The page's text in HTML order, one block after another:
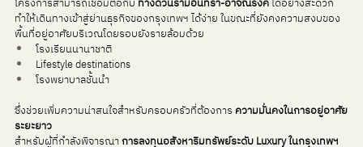
ทำให้เดินทางเข้าสู่ย่านธุรกิจของกรุงเทพฯ ได้ง่าย ในขณะที่ยังคงความสงบของ
พื้นที่อยู่อาศัยบริเวณโดยรอบยังรายล้อมด้วย
โรงเรียนนานาชาติ
Lifestyle destinations
โรงพยาบาลชั้นนำ
ซึ่งช่วยเพิ่มความน่าสนใจสำหรับครอบครัวที่ต้องการ ความมั่นคงในการอยู่อาศัย
ระยะยาว
สำหรับผู้ที่กำลังพิจารณา การลงทุนอสังหาริมทรัพย์ระดับ Luxury ในกรุงเทพฯ